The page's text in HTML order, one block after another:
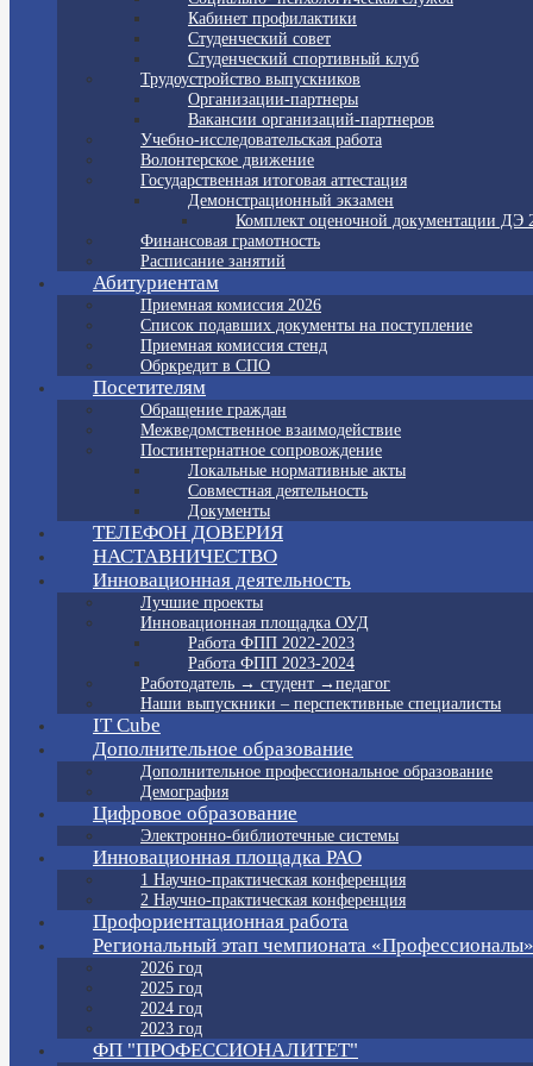
Кабинет профилактики
Студенческий совет
Студенческий спортивный клуб
Трудоустройство выпускников
Организации-партнеры
Вакансии организаций-партнеров
Учебно-исследовательская работа
Волонтерское движение
Государственная итоговая аттестация
Демонстрационный экзамен
Комплект оценочной документации ДЭ
Финансовая грамотность
Расписание занятий
Абитуриентам
Приемная комиссия 2026
Список подавших документы на поступление
Приемная комиссия стенд
Обркредит в СПО
Посетителям
Обращение граждан
Межведомственное взаимодействие
Постинтернатное сопровождение
Локальные нормативные акты
Совместная деятельность
Документы
ТЕЛЕФОН ДОВЕРИЯ
НАСТАВНИЧЕСТВО
Инновационная деятельность
Лучшие проекты
Инновационная площадка ОУД
Работа ФПП 2022-2023
Работа ФПП 2023-2024
Работодатель → студент →педагог
Наши выпускники – перспективные специалисты
IT Cube
Дополнительное образование
Дополнительное профессиональное образование
Демография
Цифровое образование
Электронно-библиотечные системы
Инновационная площадка РАО
1 Научно-практическая конференция
2 Научно-практическая конференция
Профориентационная работа
Региональный этап чемпионата «Профессионалы»
2026 год
2025 год
2024 год
2023 год
ФП "ПРОФЕССИОНАЛИТЕТ"